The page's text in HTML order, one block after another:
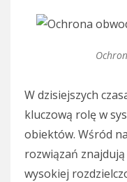
W dzisiejszych
kluczową rolę w
obiektów. Wśród
rozwiązań
wysokiej